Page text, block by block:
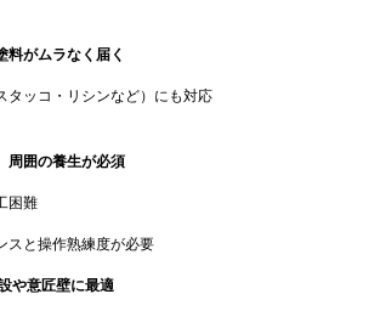
料がムラなく届く
タッコ・リシンなど）にも対応
周囲の養生が必須
困難
スと操作熟練度が必要
や意匠壁に最適